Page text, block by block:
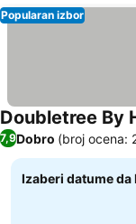
Popularan izbor
Doubletree By
7,9Dobro (broj ocena:
Izaberi datume da